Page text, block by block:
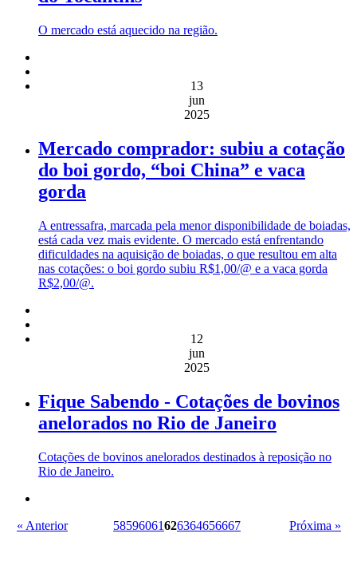
O mercado está aquecido na região.
13
jun
2025
Mercado comprador: subiu a cotação
do boi gordo, “boi China” e vaca
gorda
A entressafra, marcada pela menor disponibilidade de boiadas,
está cada vez mais evidente. O mercado está enfrentando
dificuldades na aquisição de boiadas, o que resultou em alta
nas cotações: o boi gordo subiu R$1,00/@ e a vaca gorda
R$2,00/@.
12
jun
2025
Fique Sabendo - Cotações de bovinos
anelorados no Rio de Janeiro
Cotações de bovinos anelorados destinados à reposição no
Rio de Janeiro.
« Anterior 58596061626364656667 Próxima »